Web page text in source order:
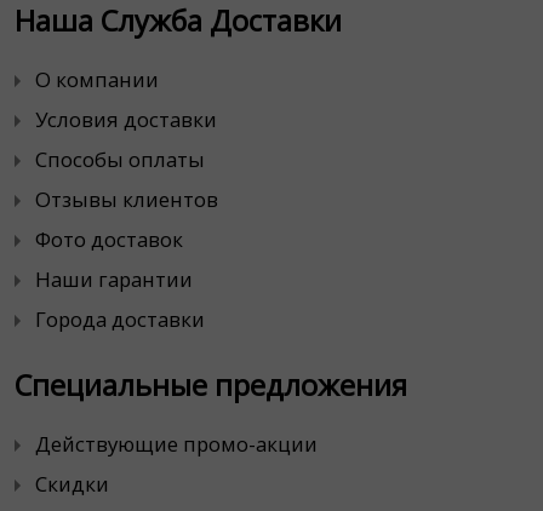
Наша Служба Доставки
О компании
Условия доставки
Способы оплаты
Отзывы клиентов
Фото доставок
Наши гарантии
Города доставки
Специальные предложения
Действующие промо-акции
Скидки